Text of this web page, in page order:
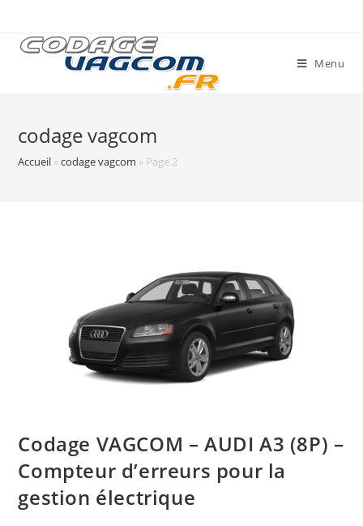
content
Menu
codage vagcom
Accueil »codage vagcom » Page 2
Codage VAGCOM – AUDI A3 (8P) –
Compteur d’erreurs pour la
gestion électrique